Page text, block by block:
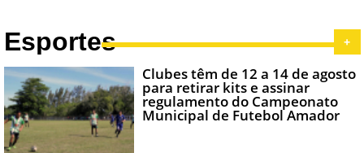
Esportes +
Clubes têm de 12 a 14 de agosto
para retirar kits e assinar
regulamento do Campeonato
Municipal de Futebol Amador